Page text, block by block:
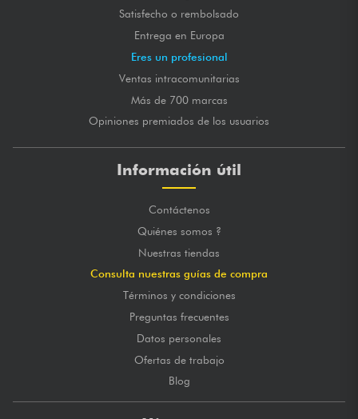
Satisfecho o rembolsado
Entrega en Europa
Eres un profesional
Ventas intracomunitarias
Más de 700 marcas
Opiniones premiados de los usuarios
Información útil
Contáctenos
Quiénes somos ?
Nuestras tiendas
Consulta nuestras guías de compra
Términos y condiciones
Preguntas frecuentes
Datos personales
Ofertas de trabajo
Blog